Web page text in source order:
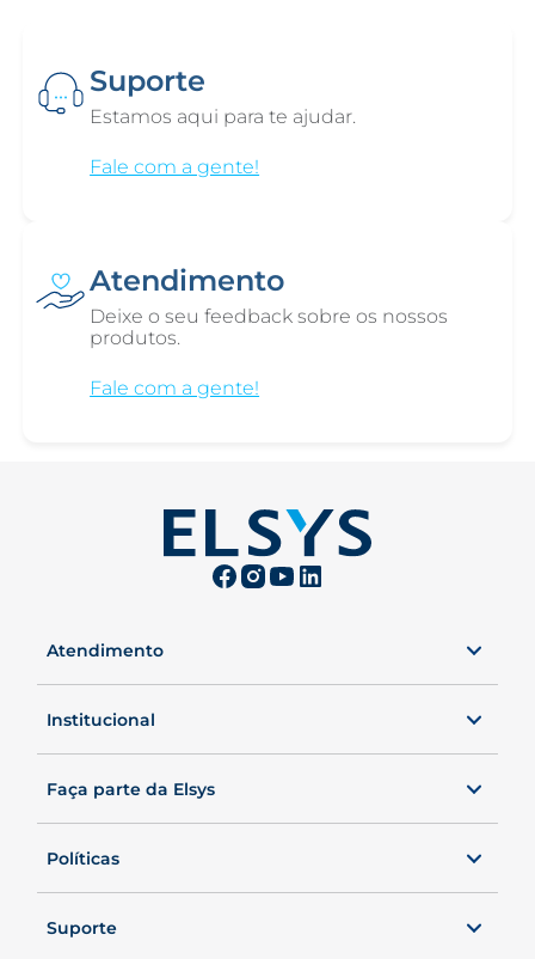
Suporte
Estamos aqui para te ajudar.
Fale com a gente!
Atendimento
Deixe o seu feedback sobre os nossos
produtos.
Fale com a gente!
Atendimento
0800 00 ELSYS
Sábados, das 8 às 19h.
Institucional
Faça parte da Elsys
Políticas
Suporte